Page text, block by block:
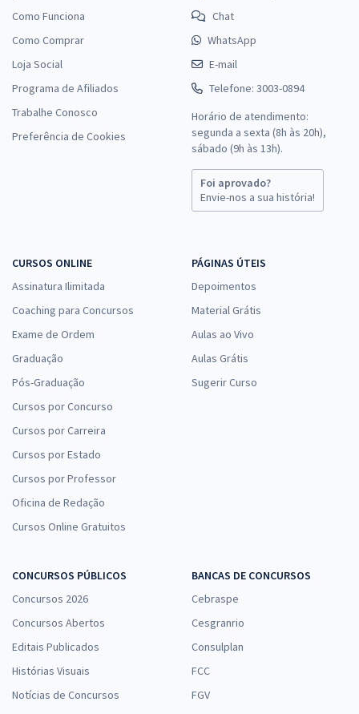
Como Funciona
Como Comprar
Loja Social
Programa de Afiliados
Trabalhe Conosco
Preferência de Cookies
Chat
WhatsApp
E-mail
Telefone: 3003-0894
Horário de atendimento:
segunda a sexta (8h às 20h),
sábado (9h às 13h).
Foi aprovado?
Envie-nos a sua história!
CURSOS ONLINE
Assinatura Ilimitada
Coaching para Concursos
Exame de Ordem
Graduação
Pós-Graduação
Cursos por Concurso
Cursos por Carreira
Cursos por Estado
Cursos por Professor
Oficina de Redação
Cursos Online Gratuitos
PÁGINAS ÚTEIS
Depoimentos
Material Grátis
Aulas ao Vivo
Aulas Grátis
Sugerir Curso
CONCURSOS PÚBLICOS
Concursos 2026
Concursos Abertos
Editais Publicados
Histórias Visuais
Notícias de Concursos
BANCAS DE CONCURSOS
Cebraspe
Cesgranrio
Consulplan
FCC
FGV